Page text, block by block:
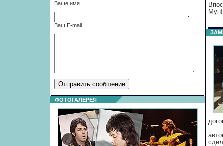
Ваше имя
:
Ваш Е-mail
ФОТОГАЛЕРЕЯ
Мун!